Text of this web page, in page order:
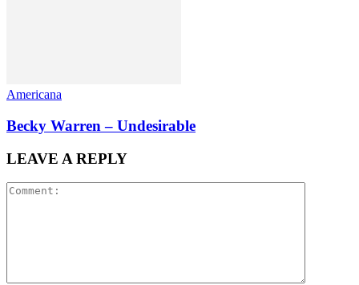
Americana
Becky Warren – Undesirable
LEAVE A REPLY